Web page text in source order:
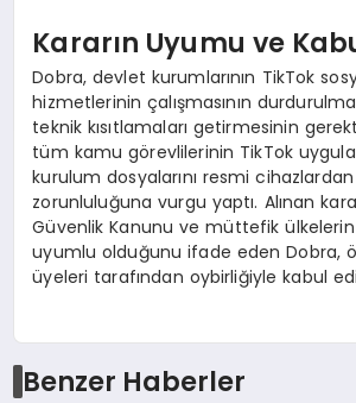
Kararın Uyumu ve
Dobra, devlet kurumlarının TikTok
hizmetlerinin çalışmasının
teknik kısıtlamaları getirmesinin
tüm kamu görevlilerinin TikTok
kurulum dosyalarını resmi
zorunluluğuna vurgu yaptı. Alınan
Güvenlik Kanunu ve müttefik ülkelerin
uyumlu olduğunu ifade eden Dobra,
üyeleri tarafından oybirliğiyle kabul
Benzer Haberler